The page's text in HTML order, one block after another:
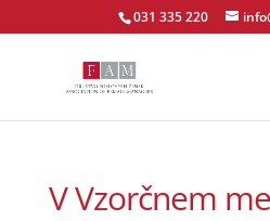
031 335 220
V Vzorčnem